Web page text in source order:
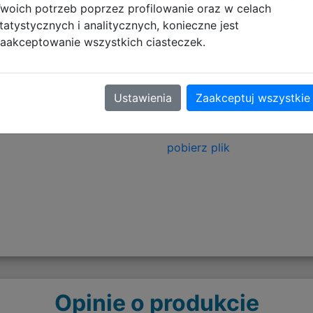
zgodności
Informacje o
Artykuły tekstylne -
pobierz plik
Opinie o produkcie
potrzeb poprzez profilowanie oraz w celach
i analitycznych, konieczne jest
wszystkich ciasteczek.
Ustawienia Zaakceptuj wszystkie